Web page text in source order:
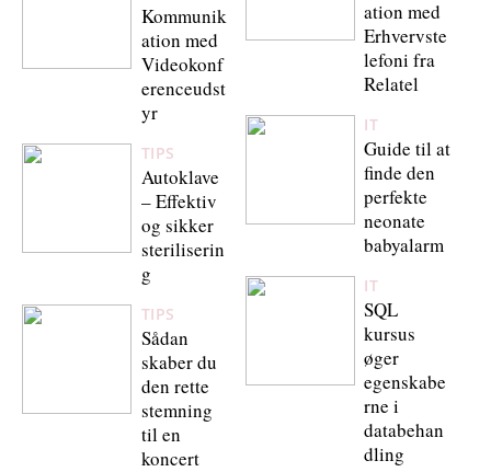
Kommunik
ation med
Videokonf
erenceudst
yr
TIPS
Autoklave
– Effektiv
og sikker
steriliserin
g
TIPS
Sådan
skaber du
den rette
stemning
til en
koncert
ation med
Erhvervste
lefoni fra
Relatel
IT
Guide til at
finde den
perfekte
neonate
babyalarm
IT
SQL
kursus
øger
egenskabe
rne i
databehan
dling